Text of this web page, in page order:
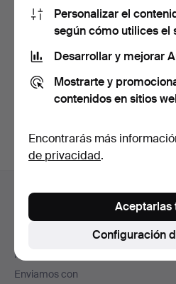
232 USD
Suscribir búsqueda
También puedes buscar en
subastas concluidas.
en
de
Ayuda y contacto
Contacta con el servicio de
Todas las casas de subastas
Modos de pago
Enviamos con
Personalizar el
según cómo utilices el
Desarrollar y mejorar
Mostrarte y
contenidos en sitios
Encontrarás más
de privacidad.
Configuración
Aceptarlas